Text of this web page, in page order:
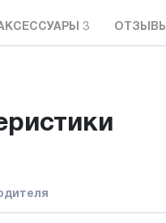
3 ОТЗЫВЫ